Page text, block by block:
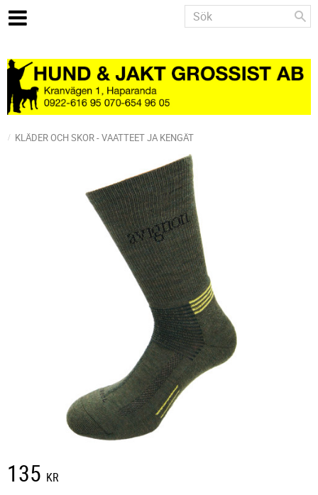
KLÄDER OCH SKOR - VAATTEET JA KENGÄT
135 KR